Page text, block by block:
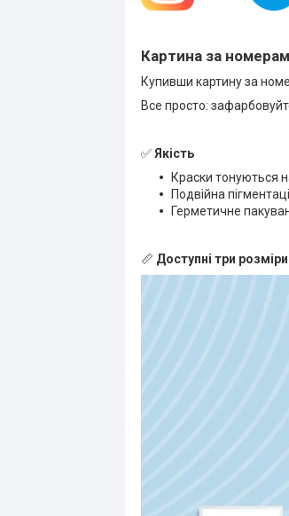
Картина за
Купивши картину за
Все просто:
✅Якість
Краски тонуються
Подвійна
Герметичне
📏 Доступні три